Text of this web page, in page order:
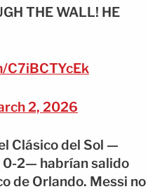
THE WALL! HE
2, 2026
Clásico del Sol —
0-2— habrían salido
de Orlando. Messi no